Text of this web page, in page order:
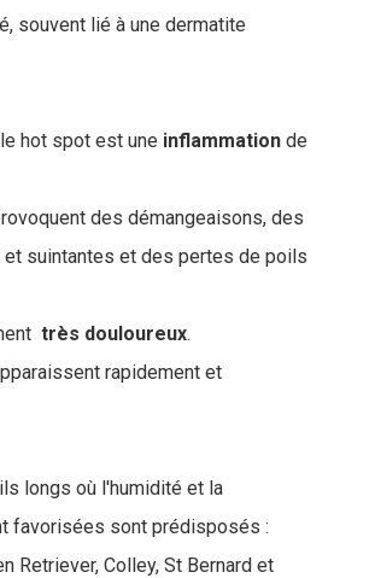
souvent lié à une dermatite
hot spot est une inflammation de
des démangeaisons, des
suintantes et des pertes de poils
très douloureux.
rapidement et
longs où l'humidité et la
favorisées sont prédisposés :
Retriever, Colley, St Bernard et